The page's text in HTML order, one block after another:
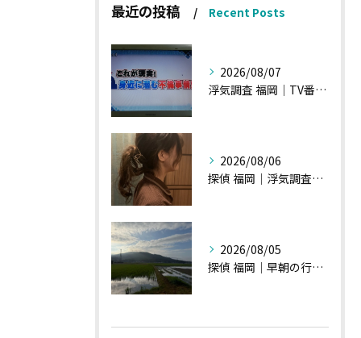
最近の投稿 Recent Posts
2026/08/07
浮気調査 福岡｜TV番組15分間の特集の時のお話①
2026/08/06
探偵 福岡｜浮気調査の現場から・・・・チハルさん特集
2026/08/05
探偵 福岡｜早朝の行動調査、初見一発勝負のような・・・・